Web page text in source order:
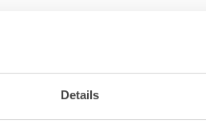
Details
de snoeptrommel, vormen deze
kies je voor een persoonlijke